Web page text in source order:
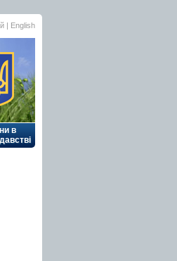
| English
в